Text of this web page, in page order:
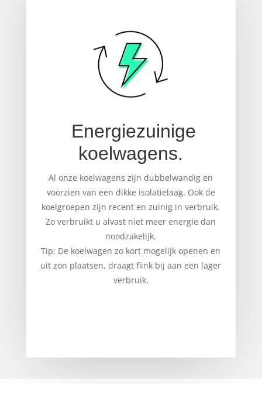
Energiezuinige
koelwagens.
Al onze koelwagens zijn dubbelwandig en
voorzien van een dikke isolatielaag. Ook de
koelgroepen zijn recent en zuinig in verbruik.
Zo verbruikt u alvast niet meer energie dan
noodzakelijk.
Tip: De koelwagen zo kort mogelijk openen en
uit zon plaatsen, draagt flink bij aan een lager
verbruik.